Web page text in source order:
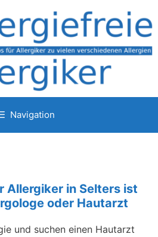
Navigation
Allergiker in Selters ist
oder Hautarzt
und suchen einen Hautarzt